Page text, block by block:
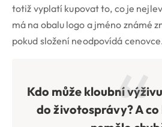
totiž vyplatí kupovat to, co je
má na obalu logo a jméno známé
pokud složení neodpovídá
Kdo může kloubní
do životosprávy? A